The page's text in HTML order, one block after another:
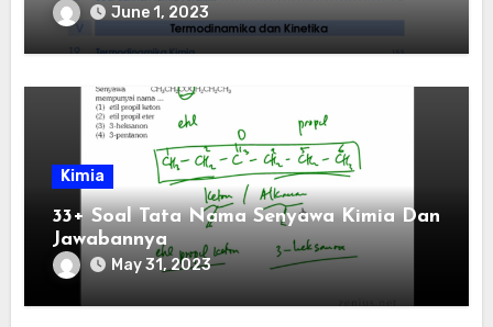
June 1, 2023
Kimia
33+ Soal Tata Nama Senyawa Kimia Dan
Jawabannya
May 31, 2023